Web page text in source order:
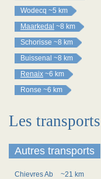
Wodecq ~5 km
Maarkedal ~8 km
Schorisse ~8 km
Buissenal ~8 km
Renaix ~6 km
Ronse ~6 km
Les
Autres transports
Chievres Ab
~21 km